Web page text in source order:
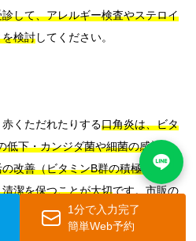
して、アレルギー検査やステロイ
検討してください。
くただれたりする口角炎は、ビタ
低下・カンジダ菌や細菌の感染な
改善（ビタミンB群の積極的摂
潔を保つことが大切です。市販の
活用できますが、感染が疑われ
1分で入力完了
簡単Web予約